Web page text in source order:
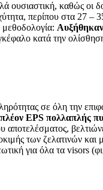
ουσιαστική, καθώς οι
περίπου στα 27 –
κατά την
σε όλη την
EPS πολλαπλής
των ζελατινών
για όλα τα visors